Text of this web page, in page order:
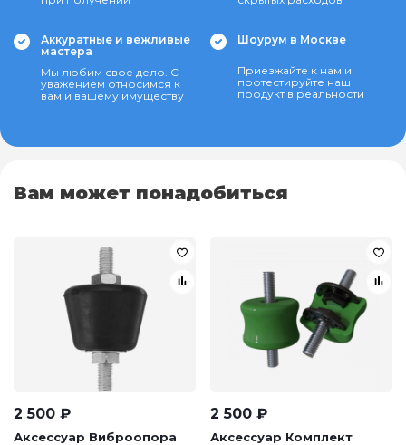
Аккуратные и вежливые
мастера
Мы любим свое дело. С
уважением относимся к
вам и вашему имуществу
Шоурум в Москве
Приезжайте к нам и
протестируйте наш
продукт в реальности
Вам может понадобиться
2 500 ₽
Аксессуар Виброопора
2 500 ₽
Аксессуар Комплект